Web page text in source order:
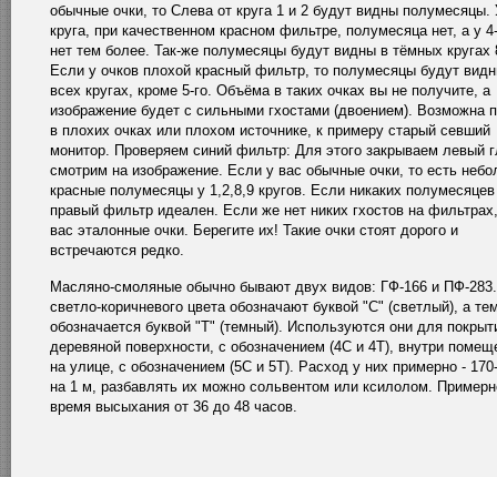
обычные очки, то Слева от круга 1 и 2 будут видны полумесяцы.
круга, при качественном красном фильтре, полумесяца нет, а у
нет тем более. Так-же полумесяцы будут видны в тёмных кругах
Если у очков плохой красный фильтр, то полумесяцы будут
всех кругах, кроме 5-го. Объёма в таких очках вы не получите, а
изображение будет с сильными гхостами (двоением). Возможна
в плохих очках или плохом источнике, к примеру старый севший
монитор. Проверяем синий фильтр: Для этого закрываем левый
смотрим на изображение. Если у вас обычные очки, то есть
красные полумесяцы у 1,2,8,9 кругов. Если никаких полумесяцев
правый фильтр идеален. Если же нет никих гхостов на
вас эталонные очки. Берегите их! Такие очки стоят дорого и
встречаются редко.
Масляно-смоляные обычно бывают двух видов: ГФ-166 и ПФ-
светло-коричневого цвета обозначают буквой "С" (светлый), а
обозначается буквой "Т" (темный). Используются они для
деревяной поверхности, с обозначением (4С и 4Т), внутри
на улице, с обозначением (5С и 5Т). Расход у них примерно -
на 1 м, разбавлять их можно сольвентом или ксилолом.
время высыхания от 36 до 48 часов.